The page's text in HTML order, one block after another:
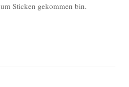
Sticken gekommen bin.